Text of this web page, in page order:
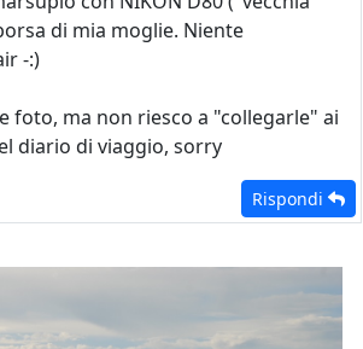
di mia moglie. Niente
-:)
foto, ma non riesco a "collegarle" ai
diario di viaggio, sorry
Rispondi